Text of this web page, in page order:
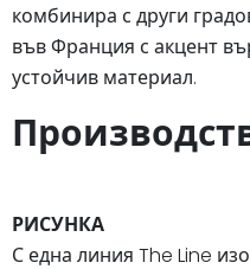
комбинира с други
във Франция с акцент
устойчив материал.
РИСУНКА
С една линия The Line